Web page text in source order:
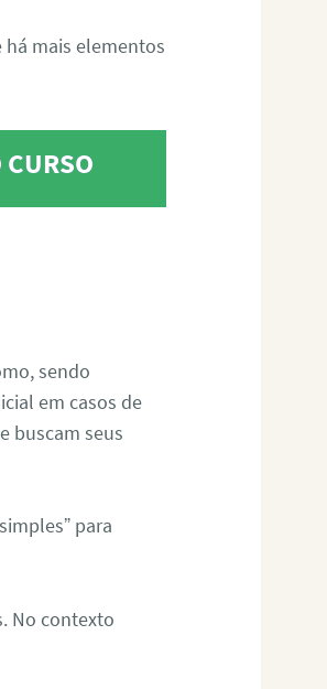
há mais elementos
sendo
em casos de
buscam seus
para
No contexto